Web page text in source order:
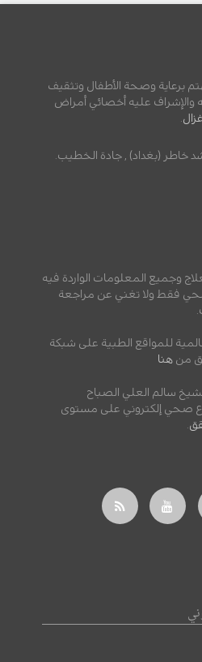
برعاية وصحة الأطفال وتثقيف
والإشراف عليه أخصائي أمراض
خاطر (بغداد) , جادة الخطيب.
وجميع المعلومات الواردة فيه
فقط ولا تغني عن مراجعة
للمواقع الطبية على شبكة
من هنا
سالم العلي الصباح
صحي إلكتروني على مستوى